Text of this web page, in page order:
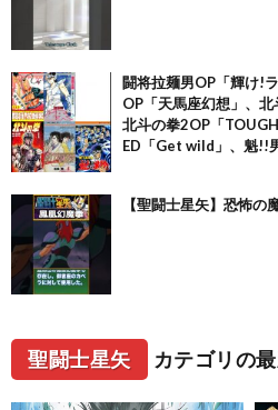
闘将拉麺男OP「輝け!
OP「天馬座幻想」、北
北斗の拳2OP「
ED「Get wild」、魁!!
【聖闘士星矢】恐怖の
聖闘士星矢 カテゴリの